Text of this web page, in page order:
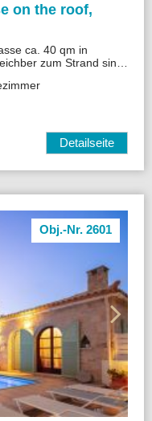
on the roof,
ca. 40 qm in
zum Strand sind
und Wlan
Detailseite
Obj.-Nr. 2601